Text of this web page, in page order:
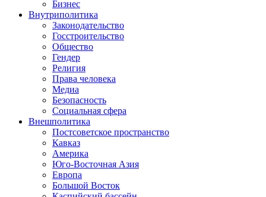
Бизнес
Внутриполитика
Законодательство
Госстроительство
Общество
Гендер
Религия
Права человека
Медиа
Безопасность
Социальная сфера
Внешполитика
Постсоветское пространство
Кавказ
Америка
Юго-Восточная Азия
Европа
Большой Восток